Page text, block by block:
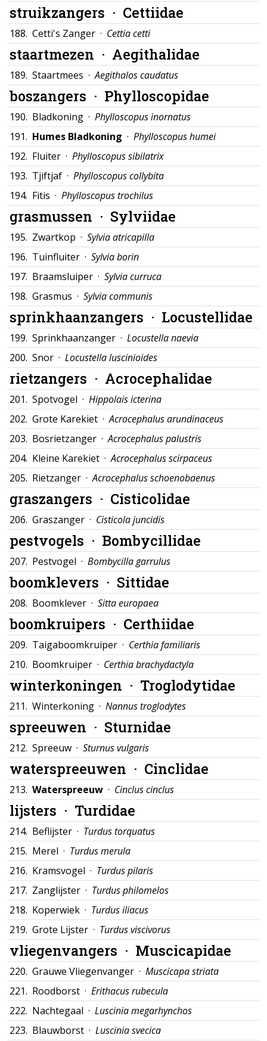
struikzangers · Cettiidae
188. Cetti's Zanger · Cettia cetti
staartmezen · Aegithalidae
189. Staartmees ·Aegithalos caudatus
boszangers · Phylloscopidae
190. Bladkoning · Phylloscopus inornatus
191. Humes Bladkoning · Phylloscopus humei
192. Fluiter · Phylloscopus sibilatrix
193. Tjiftjaf · Phylloscopus collybita
194. Fitis · Phylloscopus trochilus
grasmussen · Sylviidae
195. Zwartkop · Sylvia atricapilla
196. Tuinfluiter · Sylvia borin
197. Braamsluiper · Sylvia curruca
198. Grasmus · Sylvia communis
sprinkhaanzangers · Locustellidae
199. Sprinkhaanzanger · Locustella naevia
200. Snor · Locustella luscinioides
rietzangers · Acrocephalidae
201. Spotvogel · Hippolais icterina
202. Grote Karekiet ·Acrocephalus arundinaceus
203. Bosrietzanger ·Acrocephalus palustris
204. Kleine Karekiet ·Acrocephalus scirpaceus
205. Rietzanger ·Acrocephalus schoenobaenus
graszangers · Cisticolidae
206. Graszanger · Cisticola juncidis
pestvogels · Bombycillidae
207. Pestvogel · Bombycilla garrulus
boomklevers · Sittidae
208. Boomklever · Sitta europaea
boomkruipers · Certhiidae
209. Taigaboomkruiper · Certhia familiaris
210. Boomkruiper · Certhia brachydactyla
winterkoningen · Troglodytidae
211. Winterkoning · Nannus troglodytes
spreeuwen · Sturnidae
212. Spreeuw · Sturnus vulgaris
waterspreeuwen · Cinclidae
213. Waterspreeuw · Cinclus cinclus
lijsters · Turdidae
214. Beflijster · Turdus torquatus
215. Merel · Turdus merula
216. Kramsvogel · Turdus pilaris
217. Zanglijster · Turdus philomelos
218. Koperwiek · Turdus iliacus
219. Grote Lijster · Turdus viscivorus
vliegenvangers · Muscicapidae
220. Grauwe Vliegenvanger · Muscicapa striata
221. Roodborst · Erithacus rubecula
222. Nachtegaal · Luscinia megarhynchos
223. Blauwborst · Luscinia svecica